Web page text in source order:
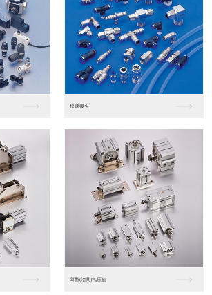
松下人机界面GT07
数字光钎传感器FX-...